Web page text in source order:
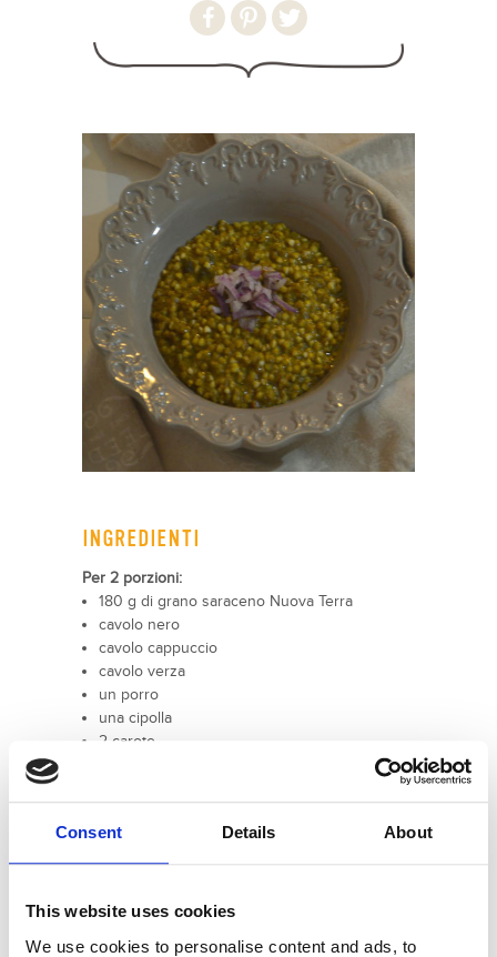
Consent Details About
This website uses cookies
We use cookies to personalise content and ads, to
INGREDIENTI
Per 2 porzioni:
180 g di grano saraceno Nuova Terra
cavolo nero
cavolo cappuccio
cavolo verza
un porro
una cipolla
2 carote
mezzo cucchiaio di concentrato di
pomodoro
secchi (precedentemente ammollati)